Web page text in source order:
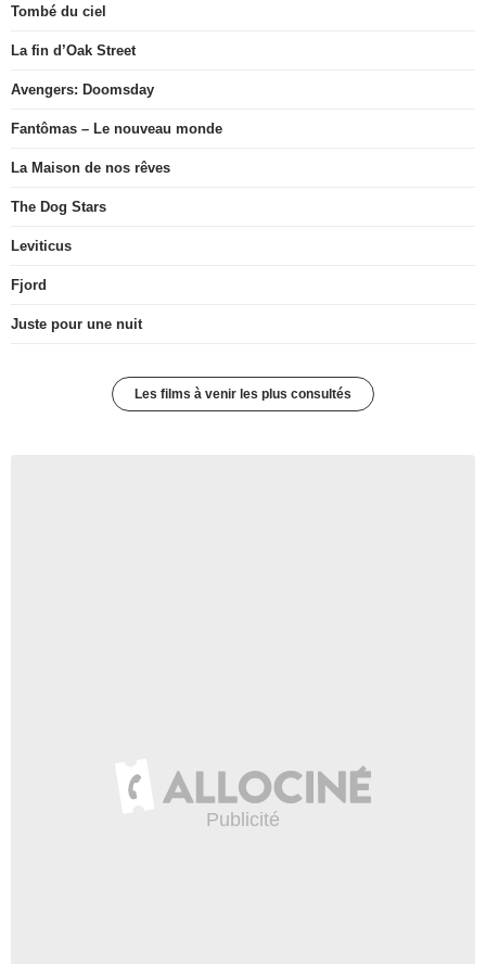
Tombé du ciel
La fin d’Oak Street
Avengers: Doomsday
Fantômas – Le nouveau monde
La Maison de nos rêves
The Dog Stars
Leviticus
Fjord
Juste pour une nuit
Les films à venir les plus consultés